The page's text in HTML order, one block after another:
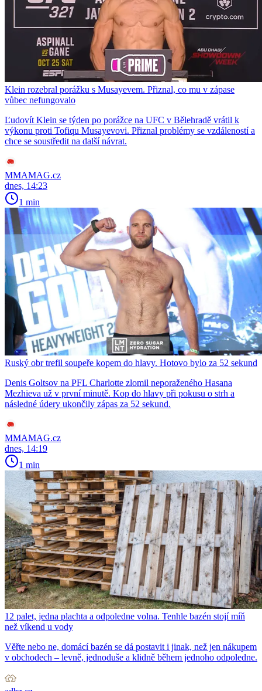
Klein rozebral porážku s Musayevem. Přiznal, co mu v zápase
vůbec nefungovalo
Ľudovít Klein se týden po porážce na UFC v Bělehradě vrátil k
výkonu proti Tofiqu Musayevovi. Přiznal problémy se vzdáleností a
chce se soustředit na další návrat.
MMAMAG.cz
dnes, 14:23
1 min
Ruský obr trefil soupeře kopem do hlavy. Hotovo bylo za 52 sekund
Denis Goltsov na PFL Charlotte zlomil neporaženého Hasana
Mezhieva už v první minutě. Kop do hlavy při pokusu o strh a
následné údery ukončily zápas za 52 sekund.
MMAMAG.cz
dnes, 14:19
1 min
12 palet, jedna plachta a odpoledne volna. Tenhle bazén stojí míň
než víkend u vody
Věřte nebo ne, domácí bazén se dá postavit i jinak, než jen nákupem
v obchodech – levně, jednoduše a klidně během jednoho odpoledne.